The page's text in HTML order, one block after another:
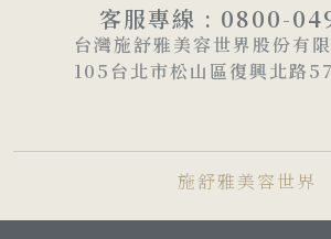
客服專線 : 0800-
台灣施舒雅美容世界股份有
105台北市松山區復興北路
施舒雅美容世界